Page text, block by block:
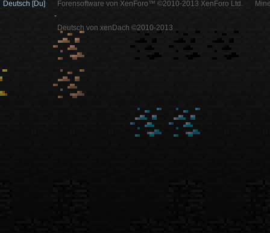
Deutsch [Du]
Forensoftware von XenForo™ ©2010-2013 XenForo Ltd.
-
Deutsch von xenDach ©2010-2013